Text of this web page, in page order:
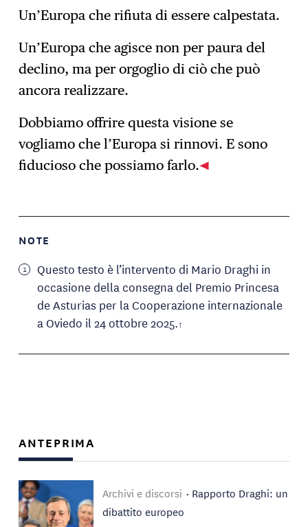
Un’Europa che rifiuta di essere calpestata.
Un’Europa che agisce non per paura del
declino, ma per orgoglio di ciò che può
ancora realizzare.
Dobbiamo offrire questa visione se
vogliamo che l’Europa si rinnovi. E sono
fiducioso che possiamo farlo.
NOTE
Questo testo è l’intervento di Mario Draghi in
occasione della consegna del Premio Princesa
de Asturias per la Cooperazione internazionale
a Oviedo il 24 ottobre 2025.
ANTEPRIMA
Archivi e discorsi
Rapporto Draghi: un
dibattito europeo